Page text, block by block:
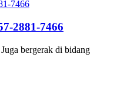
2881-7466
bergerak di bidang